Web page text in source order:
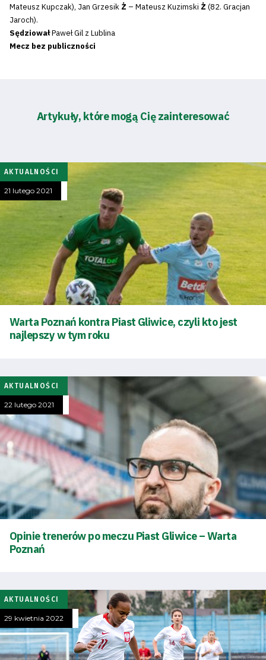
oszczędności
energii
Dostępność
SEARCH
FOR:
Search Button
Klub
Tabela
i
terminarz
Mateusz Kupczak), Jan Grzesik Ż – Mateusz Kuzimski Ż (82. Gracjan
Jaroch).
SędziowałPaweł Gil z Lublina
Mecz bez publiczności
Artykuły, które mogą Cię zainteresować
AKTUALNOŚCI
21 lutego 2021
Warta Poznań kontra Piast Gliwice, czyli kto jest
najlepszy w tym roku
AKTUALNOŚCI
22 lutego 2021
Opinie trenerów po meczu Piast Gliwice – Warta
Poznań
AKTUALNOŚCI
29 kwietnia 2022